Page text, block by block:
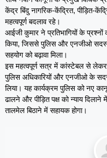
केंद्र बिंदु नागरिक-केंद्रित, पीड़ित-
महत्वपूर्ण बदलाव रहे।
आईजी कुमार ने प्रतिभागियों के
किया, जिससे पुलिस और एनजीओ
सहयोग को बढ़ावा मिला।
इस महत्वपूर्ण सत्र में कांस्टेबल से
पुलिस अधिकारियों और एनजीओ के
लिया। यह कार्यक्रम पुलिस को नए
ढालने और पीड़ित पक्ष को न्याय
तालमेल बिठाने में सहायक होगा।